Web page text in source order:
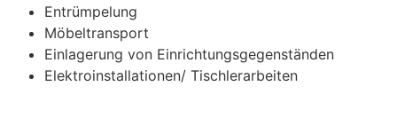
Entrümpelung
Möbeltransport
Einlagerung von Einrichtungsgegenständen
Elektroinstallationen/ Tischlerarbeiten